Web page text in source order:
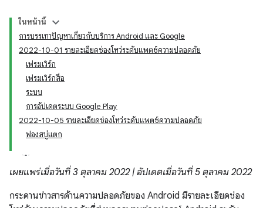
ในหน้านี้
การบรรเทาปัญหาเกี่ยวกับบริการ Android และ Google
2022-10-01 รายละเอียดช่องโหว่ระดับแพตช์ความปลอดภัย
เฟรมเวิร์ก
เฟรมเวิร์กสื่อ
ระบบ
การอัปเดตระบบ Google Play
2022-10-05 รายละเอียดช่องโหว่ระดับแพตช์ความปลอดภัย
ฟองสบู่แตก
เผยแพร่เมื่อวันที่ 3 ตุลาคม 2022 | อัปเดตเมื่อวันที่ 5 ตุลาคม 2022
กระดานข่าวสารด้านความปลอดภัยของ Android มีรายละเอียดช่อง